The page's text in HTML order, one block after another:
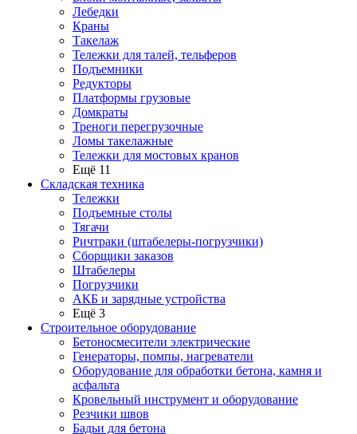
Лебедки
Краны
Такелаж
Тележки для талей, тельферов
Подъемники
Редукторы
Платформы грузовые
Домкраты
Треноги перегрузочные
Ломы такелажные
Тележки для мостовых кранов
Ещё 11
Складская техника
Тележки
Подъемные столы
Тягачи
Ричтраки (штабелеры-погрузчики)
Сборщики заказов
Штабелеры
Погрузчики
АКБ и зарядные устройства
Ещё 3
Строительное оборудование
Бетоносмесители электрические
Генераторы, помпы, нагреватели
Оборудование для обработки бетона, камня и
асфальта
Кровельный инструмент и оборудование
Резчики швов
Бадьи для бетона